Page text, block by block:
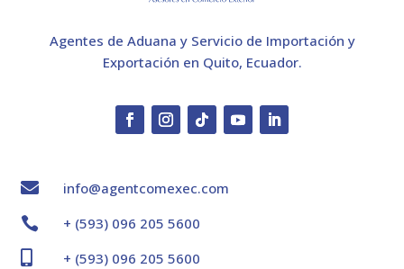
Agentes de Aduana y Servicio de Importación y
Exportación en Quito, Ecuador.

info@agentcomexec.com

+ (593) 096 205 5600

+ (593) 096 205 5600